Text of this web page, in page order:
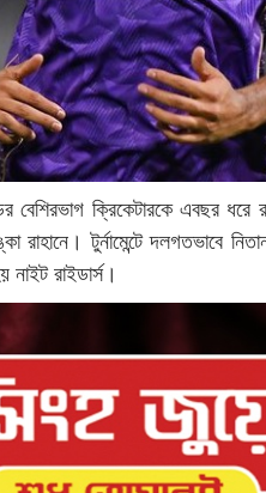
বেশিরভাগ ক্রিকেটারকে এবছর
টুর্নামেন্টে দলগতভাবে
রাইডার্স।